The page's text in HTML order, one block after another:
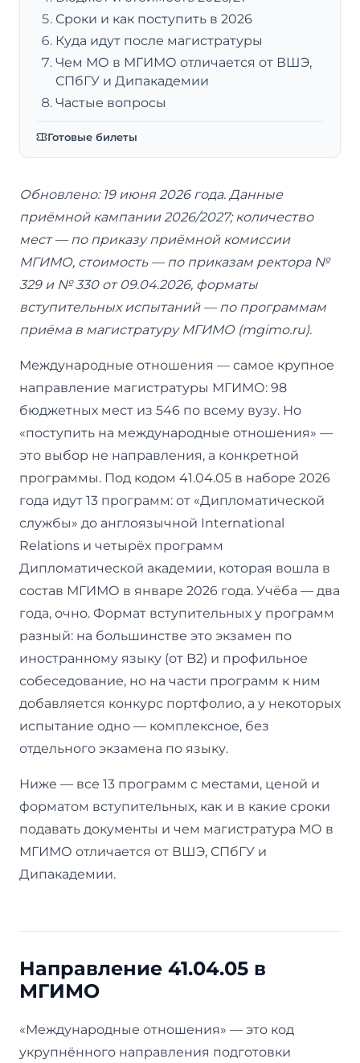
Сроки и как поступить в 2026
Куда идут после магистратуры
Чем МО в МГИМО отличается от ВШЭ,
СПбГУ и Дипакадемии
Частые вопросы
Готовые билеты
Обновлено: 19 июня 2026 года. Данные
приёмной кампании 2026/2027; количество
мест — по приказу приёмной комиссии
МГИМО, стоимость — по приказам ректора №
329 и № 330 от 09.04.2026, форматы
вступительных испытаний — по программам
приёма в магистратуру МГИМО (mgimo.ru).
Международные отношения — самое крупное
направление магистратуры МГИМО: 98
бюджетных мест из 546 по всему вузу. Но
«поступить на международные отношения» —
это выбор не направления, а конкретной
программы. Под кодом 41.04.05 в наборе 2026
года идут 13 программ: от «Дипломатической
службы» до англоязычной International
Relations и четырёх программ
Дипломатической академии, которая вошла в
состав МГИМО в январе 2026 года. Учёба — два
года, очно. Формат вступительных у программ
разный: на большинстве это экзамен по
иностранному языку (от B2) и профильное
собеседование, но на части программ к ним
добавляется конкурс портфолио, а у некоторых
испытание одно — комплексное, без
отдельного экзамена по языку.
Ниже — все 13 программ с местами, ценой и
форматом вступительных, как и в какие сроки
подавать документы и чем магистратура МО в
МГИМО отличается от ВШЭ, СПбГУ и
Дипакадемии.
Направление 41.04.05 в
МГИМО
«Международные отношения» — это код
укрупнённого направления подготовки